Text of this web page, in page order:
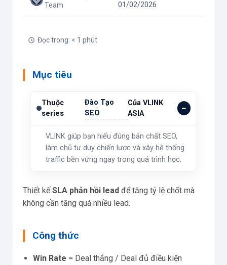
Team
01/02/2026
Đọc trong: < 1 phút
Mục tiêu
Thuộc
series
Đào Tạo
SEO
Của VLINK
ASIA
VLINK giúp bạn hiểu đúng bản chất SEO,
làm chủ tư duy chiến lược và xây hệ thống
traffic bền vững ngay trong quá trình học.
Thiết kếSLA phản hồi lead để tăng tỷ lệ chốt mà
không cần tăng quá nhiều lead.
Công thức
Win Rate = Deal thắng / Deal đủ điều kiện